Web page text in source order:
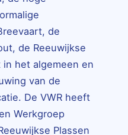
de
de Reeuwijkse
het algemeen en
van de
De VWR heeft
Werkgroep
Plassen